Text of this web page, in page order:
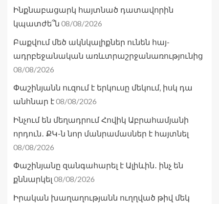
Ինքնաբացարկ հայտնած դատավորին
կպատժե՞ն 08/08/2026
Բաքվում մեծ ակնկալիքներ ունեն հայ-
ադրբեջանական առևտրաշրջանառությունից
08/08/2026
Փաշինյանն ուզում է երկուսը մեկում, իսկ դա
անհնար է08/08/2026
Ինչում են մեղադրում Հովիկ Աբրահամյանի
որդուն․ ՔԿ-ն նոր մանրամասներ է հայտնել
08/08/2026
Փաշինյանը զանգահարել է Ալիևին․ ինչ են
քննարկել 08/08/2026
Իրական խաղաղությանն ուղղված թիվ մեկ